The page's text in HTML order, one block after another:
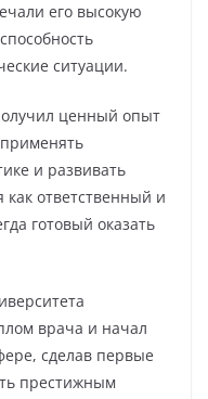
его высокую
ситуации.
ценный опыт
и развивать
ответственный и
готовый оказать
врача и начал
сделав первые
престижным